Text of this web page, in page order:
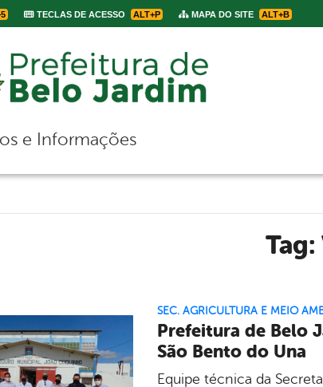
TECLAS DE ACESSO ALT+P MAPA DO SITE ALT+B
de navegação
e Informações
Tag:
SEC. AGRICULTURA E MEIO
Prefeitura de Belo
São Bento do Una
Equipe técnica da